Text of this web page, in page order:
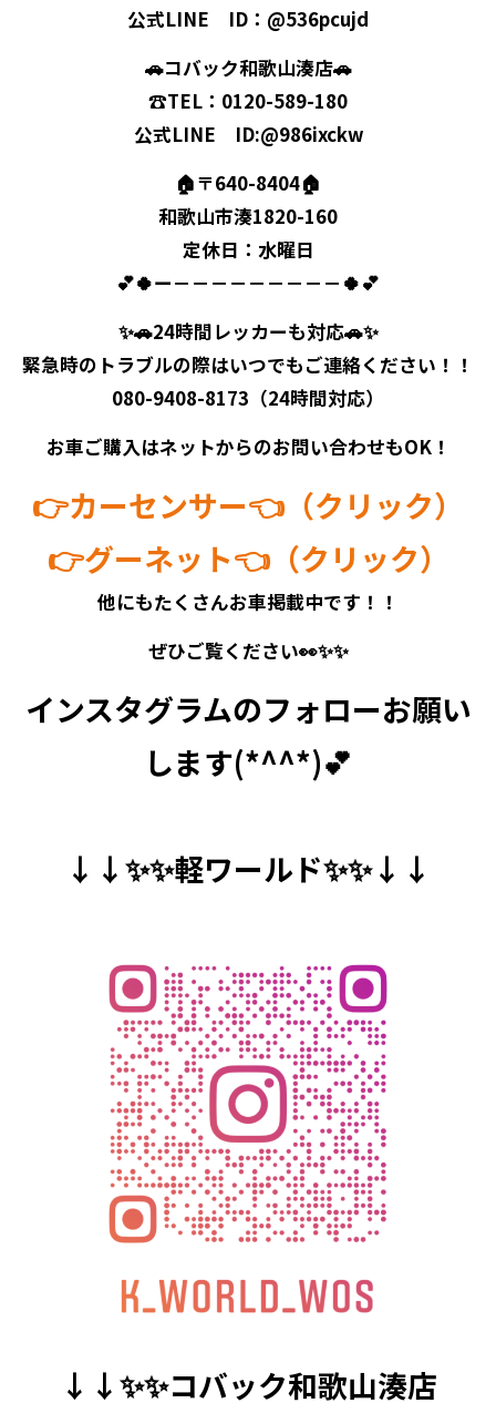
公式LINE ID：@536pcujd
🚗コバック和歌山湊店🚗
☎TEL：0120-589-180
公式LINE ID:@986ixckw
🏠〒640-8404🏠
和歌山市湊1820-160
定休日：水曜日
💕🍀ー－－－－－－－－－🍀💕
✨🚗24時間レッカーも対応🚗✨
緊急時のトラブルの際はいつでもご連絡ください！！
080-9408-8173（24時間対応）
お車ご購入はネットからのお問い合わせもOK！
👉カーセンサー👈（クリック）
👉グーネット👈（クリック）
他にもたくさんお車掲載中です！！
ぜひご覧ください👀✨✨
インスタグラムのフォローお願い
します(*^^*)💕
↓↓✨✨軽ワールド✨✨↓↓
↓↓✨✨コバック和歌山湊店